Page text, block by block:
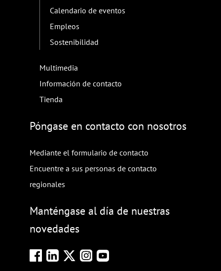
Calendario de eventos
Empleos
Sostenibilidad
Multimedia
Información de contacto
Tienda
Póngase en contacto con nosotros
Mediante el formulario de contacto
Encuentre a sus personas de contacto
regionales
Manténgase al día de nuestras
novedades